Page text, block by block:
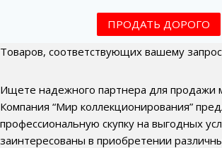
ПРОДАТЬ ДОРОГО
Товаров, соответствующих вашему
Ищете надежного партнера для продажи
Компания “Мир коллекционирования”
профессиональную скупку на выгодных
заинтересованы в приобретении